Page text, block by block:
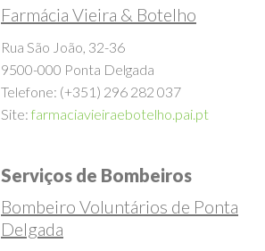
Telefone: (+351) 296 302 420
Farmácia Vieira & Botelho
Rua São João, 32-36
9500-000 Ponta Delgada
Telefone: (+351) 296 282 037
Serviços de Bombeiros
Bombeiro Voluntários de Ponta